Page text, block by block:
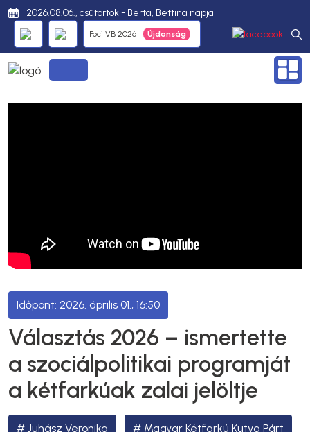
2026.08.06., csütörtök - Berta, Bettina napja
Foci VB 2026
2026. április 01., 16:50
Választás 2026 – ismertette
a szociálpolitikai programját
a kétfarkúak zalai jelöltje
Juhász Veronika Magyar Kétfarkú Kutya Párt